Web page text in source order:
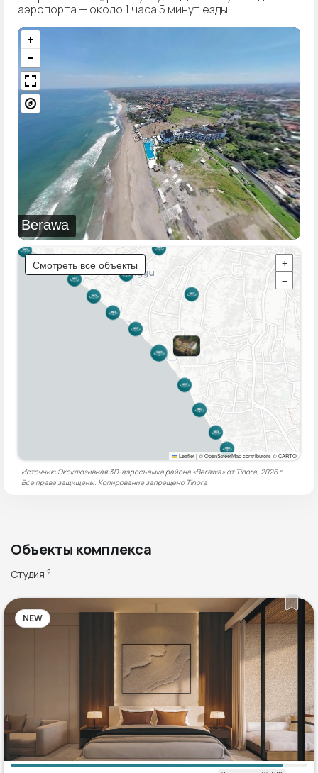
аэропорта — около 1 часа 5 минут езды.
Berawa
Смотреть все объекты
+
−
Leaflet|© OpenStreetMap contributors © CARTO
Источник: Эксклюзивная 3D-аэросъемка района «Berawa» от Tinora, 2026 г.
Все права защищены. Копирование запрещено Tinora
Объекты комплекса
Студия 2
NEW